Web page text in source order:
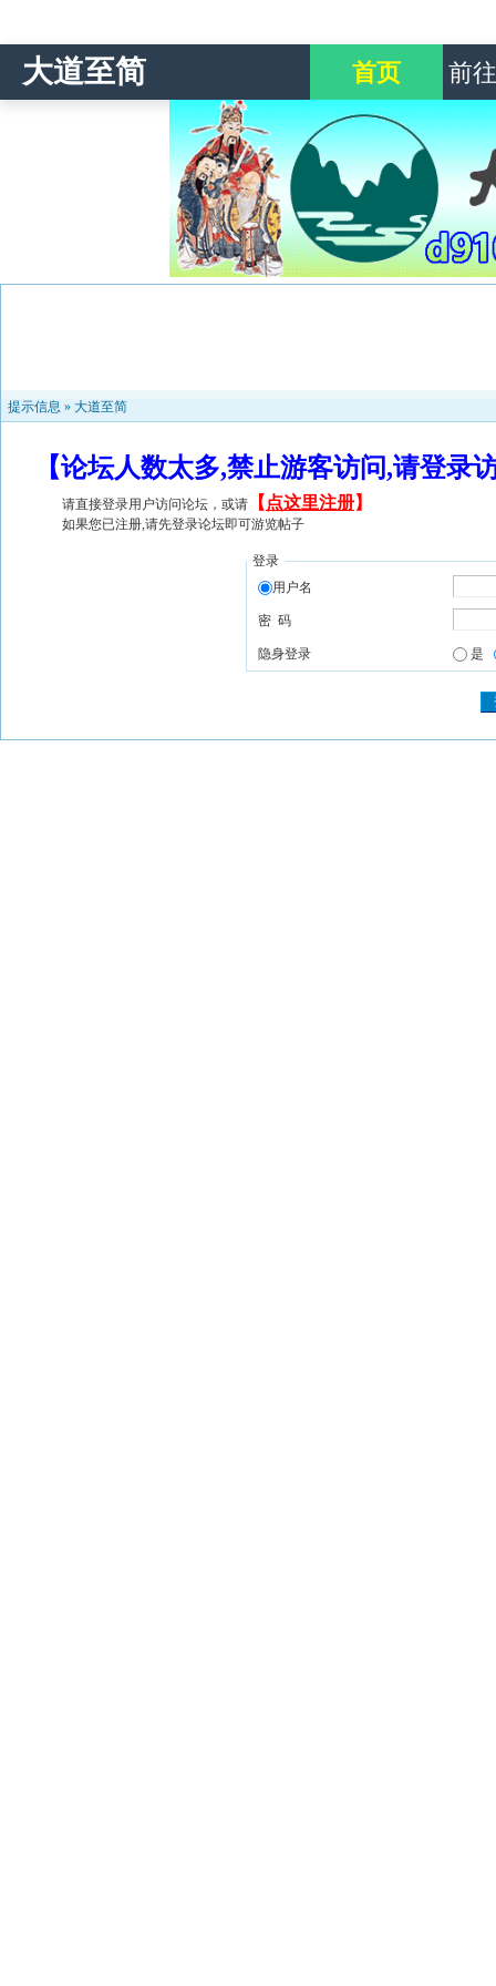
大道至简 首页 前
提示信息 » 大道至简
【论坛人数太多,禁止游客访问,请登
请直接登录用户访问论坛，或请 【 点这里注册】
如果您已注册,请先登录论坛即可游览帖子
登录
用户名
密 码
隐身登录 是